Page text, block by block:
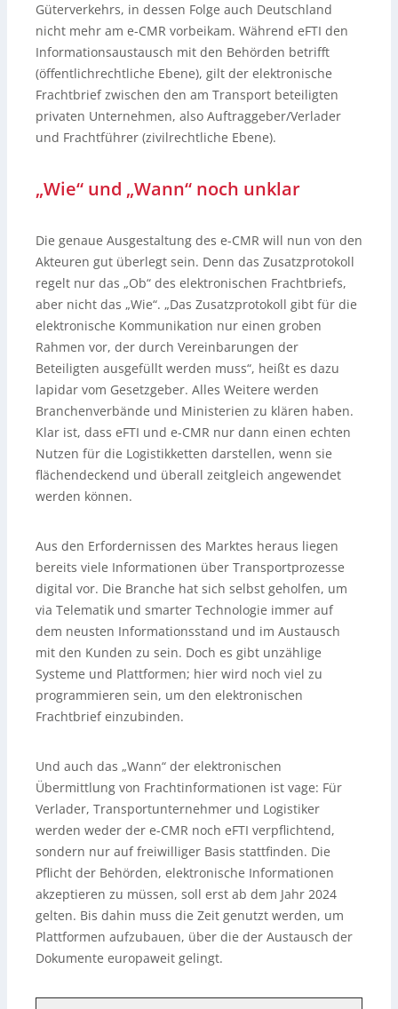
Güterverkehrs, in dessen Folge auch Deutschland
nicht mehr am e-CMR vorbeikam. Während eFTI den
Informationsaustausch mit den Behörden betrifft
(öffentlichrechtliche Ebene), gilt der elektronische
Frachtbrief zwischen den am Transport beteiligten
privaten Unternehmen, also Auftraggeber/Verlader
und Frachtführer (zivilrechtliche Ebene).
„Wie“ und „Wann“ noch unklar
Die genaue Ausgestaltung des e-CMR will nun von den
Akteuren gut überlegt sein. Denn das Zusatzprotokoll
regelt nur das „Ob“ des elektronischen Frachtbriefs,
aber nicht das „Wie“. „Das Zusatzprotokoll gibt für die
elektronische Kommunikation nur einen groben
Rahmen vor, der durch Vereinbarungen der
Beteiligten ausgefüllt werden muss“, heißt es dazu
lapidar vom Gesetzgeber. Alles Weitere werden
Branchenverbände und Ministerien zu klären haben.
Klar ist, dass eFTI und e-CMR nur dann einen echten
Nutzen für die Logistikketten darstellen, wenn sie
flächendeckend und überall zeitgleich angewendet
werden können.
Aus den Erfordernissen des Marktes heraus liegen
bereits viele Informationen über Transportprozesse
digital vor. Die Branche hat sich selbst geholfen, um
via Telematik und smarter Technologie immer auf
dem neusten Informationsstand und im Austausch
mit den Kunden zu sein. Doch es gibt unzählige
Systeme und Plattformen; hier wird noch viel zu
programmieren sein, um den elektronischen
Frachtbrief einzubinden.
Und auch das „Wann“ der elektronischen
Übermittlung von Frachtinformationen ist vage: Für
Verlader, Transportunternehmer und Logistiker
werden weder der e-CMR noch eFTI verpflichtend,
sondern nur auf freiwilliger Basis stattfinden. Die
Pflicht der Behörden, elektronische Informationen
akzeptieren zu müssen, soll erst ab dem Jahr 2024
gelten. Bis dahin muss die Zeit genutzt werden, um
Plattformen aufzubauen, über die der Austausch der
Dokumente europaweit gelingt.